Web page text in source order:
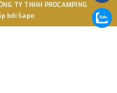
TY TNHH PROCAMPING
bởi Sapo